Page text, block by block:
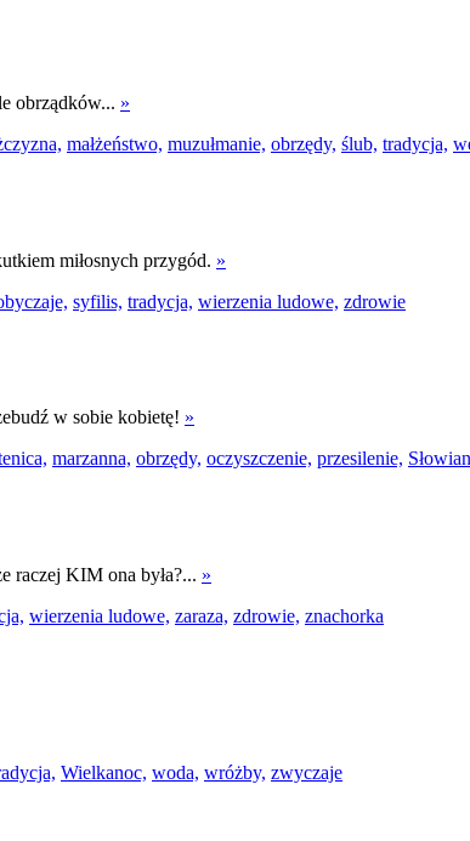
obrządków... »
małżeństwo, muzułmanie, obrzędy, ślub, tradycja,
miłosnych przygód. »
syfilis, tradycja, wierzenia ludowe, zdrowie
w sobie kobietę! »
marzanna, obrzędy, oczyszczenie, przesilenie,
raczej KIM ona była?... »
wierzenia ludowe, zaraza, zdrowie, znachorka
Wielkanoc, woda, wróżby, zwyczaje